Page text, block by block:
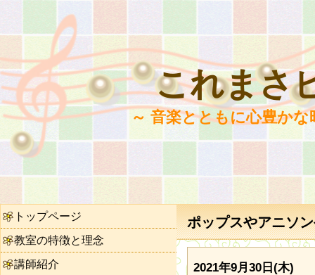
これまさ
～ 音楽とともに心豊か
ポップスやアニソ
2021年9月30日(木)
トップページ
教室の特徴と理念
講師紹介